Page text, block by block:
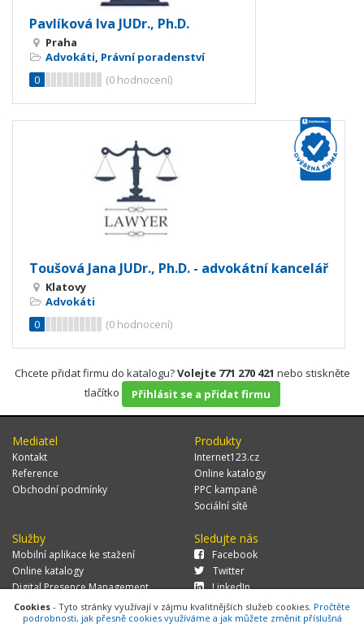
Pavlíková Iva JUDr., Ph.D.
Praha
Advokáti, Právní poradenství
0
(0 hodnocení)
Toušová Jana JUDr., Ph.D. - advokátní kancelář
Klatovy
Advokáti
0
(0 hodnocení)
Chcete přidat firmu do katalogu?Volejte 771 270 421 nebo stiskněte
tlačítko
Přihlásit se a přidat firmu
Mediatel
Kontakt
Reference
Obchodní podmínky
Produkty
Internet123.cz
Online katalogy
PPC kampaně
Sociální sítě
Služby
Mobilní aplikace ke stažení
Online katalogy
Digital Presence Management
Více zákazníků
Sledujte nás
Facebook
Twitter
LinkedIn
Cookies - Tyto stránky využívají v zájmu kvalitnějších služeb cookies. Pročtěte
podrobnosti, jak přesně cookies využíváme a jak můžete změnit příslušná